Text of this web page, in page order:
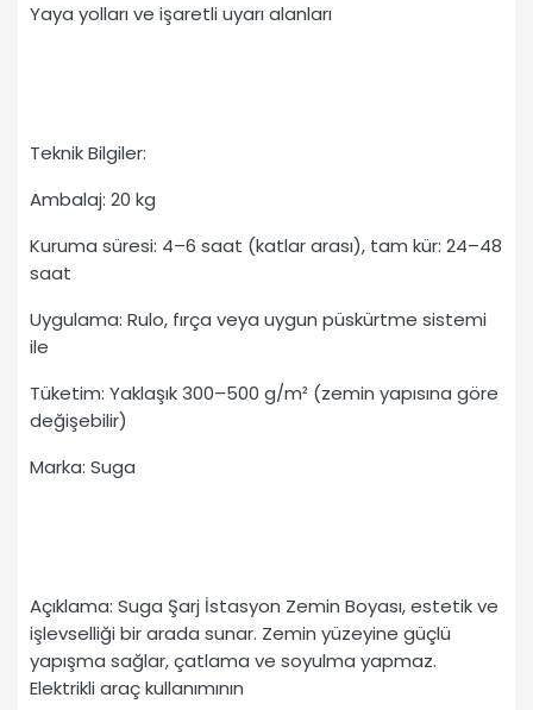
Yaya yolları ve işaretli uyarı alanları
Teknik Bilgiler:
Ambalaj: 20 kg
Kuruma süresi: 4–6 saat (katlar arası), tam kür: 24–48
saat
Uygulama: Rulo, fırça veya uygun püskürtme sistemi
ile
Tüketim: Yaklaşık 300–500 g/m² (zemin yapısına göre
değişebilir)
Marka: Suga
Açıklama: Suga Şarj İstasyon Zemin Boyası, estetik ve
işlevselliği bir arada sunar. Zemin yüzeyine güçlü
yapışma sağlar, çatlama ve soyulma yapmaz.
Elektrikli araç kullanımının